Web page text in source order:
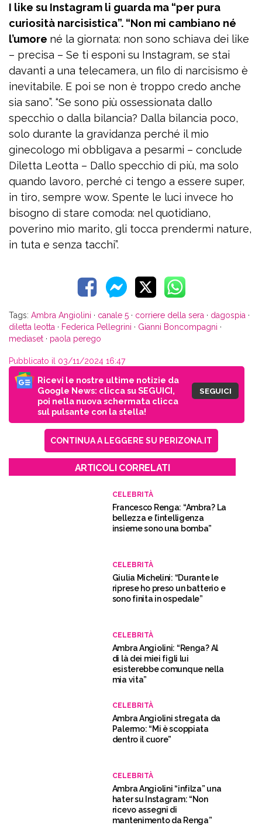
I like su Instagram li guarda ma “per pura
curiosità narcisistica”. “Non mi cambiano né
l’umore né la giornata: non sono schiava dei like
– precisa – Se ti esponi su Instagram, se stai
davanti a una telecamera, un filo di narcisismo è
inevitabile. E poi se non è troppo credo anche
sia sano”. “Se sono più ossessionata dallo
specchio o dalla bilancia? Dalla bilancia poco,
solo durante la gravidanza perché il mio
ginecologo mi obbligava a pesarmi – conclude
Diletta Leotta – Dallo specchio di più, ma solo
quando lavoro, perché ci tengo a essere super,
in tiro, sempre wow. Spente le luci invece ho
bisogno di stare comoda: nel quotidiano,
poverino mio marito, gli tocca prendermi nature,
in tuta e senza tacchi”.
Tags: Ambra Angiolini · canale 5 · corriere della sera · dagospia ·
diletta leotta · Federica Pellegrini · Gianni Boncompagni ·
mediaset · paola perego
Pubblicato il 03/11/2024 16:47
Ricevi le nostre ultime notizie da
Google News: clicca su SEGUICI,
poi nella nuova schermata clicca
sul pulsante con la stella!
SEGUICI
CONTINUA A LEGGERE SU PERIZONA.IT
ARTICOLI CORRELATI
CELEBRITÀ
Francesco Renga: “Ambra? La
bellezza e l’intelligenza
insieme sono una bomba”
CELEBRITÀ
Giulia Michelini: “Durante le
riprese ho preso un batterio e
sono finita in ospedale”
CELEBRITÀ
Ambra Angiolini: “Renga? Al
di là dei miei figli lui
esisterebbe comunque nella
mia vita”
CELEBRITÀ
Ambra Angiolini stregata da
Palermo: “Mi è scoppiata
dentro il cuore”
CELEBRITÀ
Ambra Angiolini “infilza” una
hater su Instagram: “Non
ricevo assegni di
mantenimento da Renga”